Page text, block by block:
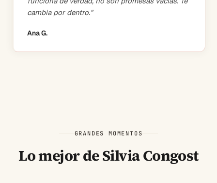
cambia por dentro."
Ana G.
GRANDES MOMENTOS
Lo mejor de Silvia Congost